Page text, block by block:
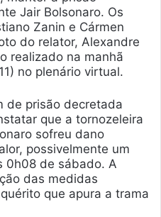
Jair Bolsonaro. Os
Zanin e Cármen
do relator, Alexandre
realizado na manhã
no plenário virtual.
de prisão decretada
que a tornozeleira
sofreu dano
possivelmente um
0h08 de sábado. A
das medidas
que apura a trama